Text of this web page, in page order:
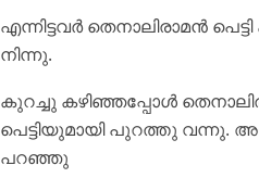
എന്നിട്ടവർ തെനാലിരാമൻ
നിന്നു.
കുറച്ചു കഴിഞ്ഞപ്പോൾ
പെട്ടിയുമായി പുറത്തു വന്നു.
പറഞ്ഞു